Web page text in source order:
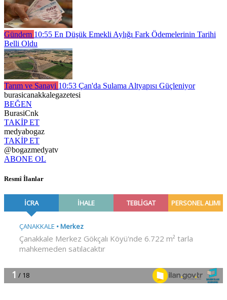
Gündem 10:55 En Düşük Emekli Aylığı Fark Ödemelerinin Tarihi
Belli Oldu
Tarım ve Sanayi 10:53 Çan'da Sulama Altyapısı Güçleniyor
burasicanakkalegazetesi
BEĞEN
BurasiCnk
TAKİP ET
medyabogaz
TAKİP ET
@bogazmedyatv
ABONE OL
Resmî İlanlar